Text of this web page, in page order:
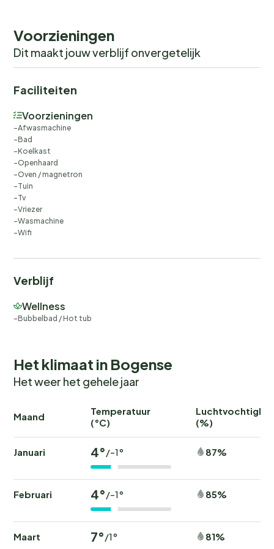
Voorzieningen
Dit maakt jouw verblijf onvergetelijk
Faciliteiten
Voorzieningen
Afwasmachine
Bad
Koelkast
Openhaard
Oven / magnetron
Tuin
Tv
Vriezer
Wasmachine
Wifi
Verblijf
Wellness
Bubbelbad / Hot tub
Het klimaat in Bogense
Het weer het gehele jaar
Maand
Temperatuur
(°C)
(%)
Januari 4°/-1° 87%
Februari 4°/-1° 85%
Maart 7°/1° 81%